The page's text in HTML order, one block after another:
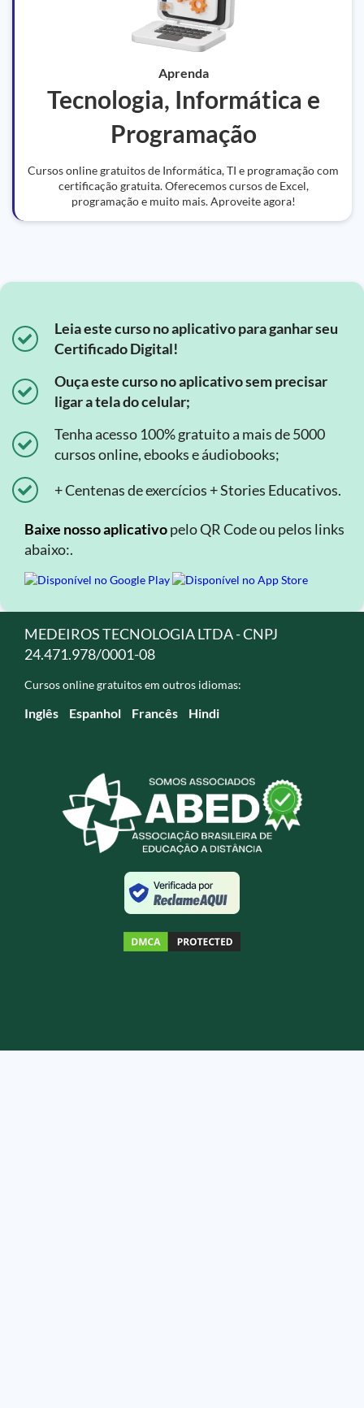
Aprenda
Tecnologia, Informática e
Programação
Cursos online gratuitos de Informática, TI e programação com
certificação gratuita. Oferecemos cursos de Excel,
programação e muito mais. Aproveite agora!
Leia este curso no aplicativo para ganhar seu
Certificado Digital!
Ouça este curso no aplicativo sem precisar
ligar a tela do celular;
Tenha acesso 100% gratuito a mais de 5000
cursos online, ebooks e áudiobooks;
+ Centenas de exercícios + Stories Educativos.
Baixe nosso aplicativopelo QR Code ou pelos links
abaixo:.
MEDEIROS TECNOLOGIA LTDA - CNPJ
24.471.978/0001-08
Cursos online gratuitos em outros idiomas:
Inglês Espanhol Francês Hindi